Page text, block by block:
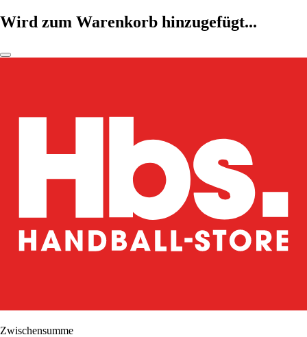
Wird zum Warenkorb hinzugefügt...
Zwischensumme